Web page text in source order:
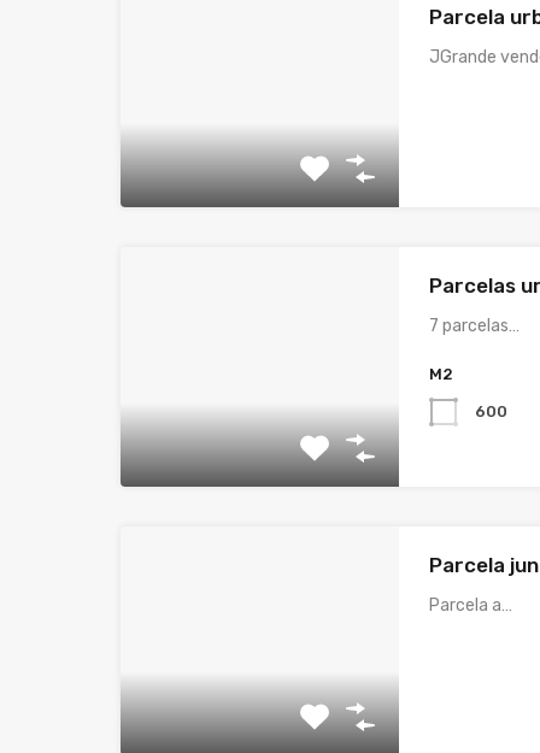
Parcela
JGrande
Parcelas
7 parcelas…
M2
600
Parcela
Parcela a…